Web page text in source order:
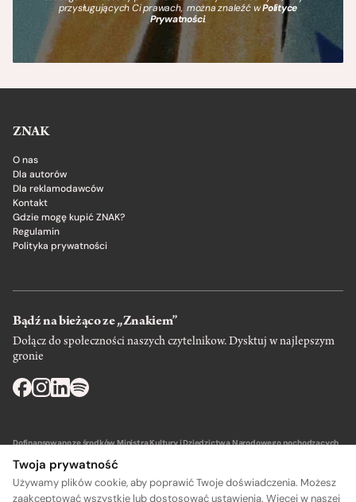
przysługujących Ci prawach, można znaleźć wPolityce
Prywatności.
ZNAK
O nas
Dla autorów
Dla reklamodawców
Kontakt
Gdzie mogę kupić ZNAK?
Regulamin
Polityka prywatności
Bądź na bieżąco ze „Znakiem”
Dołącz do społeczności naszych czytelnikow. Dysktuj w najlepszym
gronie
Dofinansowano ze środków Ministra Kultury i Dziedzictwa Narodowego pochodzących
Twoja prywatność
Używamy plików cookie, aby poprawić Twoje doświadczenia. Możesz
zaakceptować wszystkie lub dostosować ustawienia. Więcej w naszej